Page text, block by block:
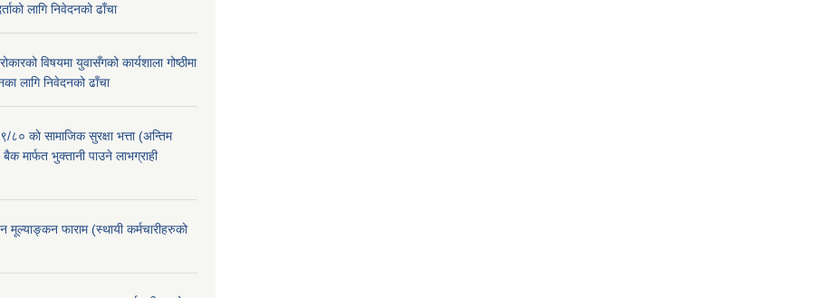
लागि निवेदनको ढाँचा
विषयमा युवासँगको कार्यशाला गोष्ठीमा
लागि निवेदनको ढाँचा
काे सामाजिक सुरक्षा भत्ता (अन्तिम
मार्फत भुक्तानी पाउने लाभग्राही
मूल्याङ्कन फाराम (स्थायी कर्मचारीहरुको